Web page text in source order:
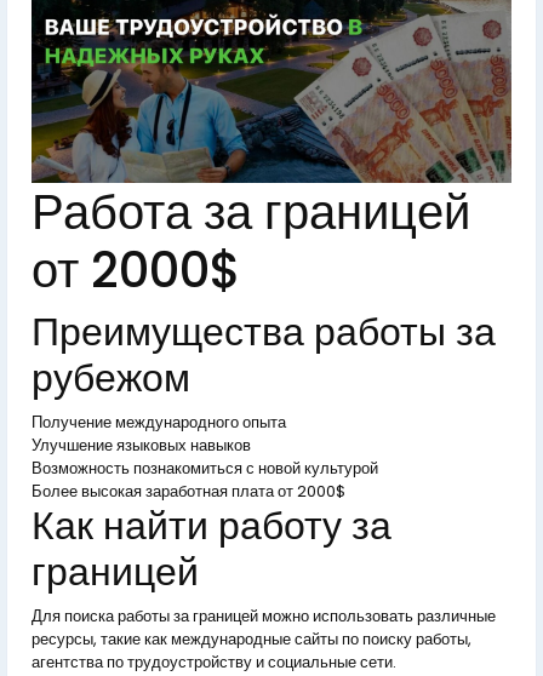
Работа за границей
от 2000$
Преимущества работы за
рубежом
Получение международного опыта
Улучшение языковых навыков
Возможность познакомиться с новой культурой
Более высокая заработная плата от 2000$
Как найти работу за
границей
Для поиска работы за границей можно использовать различные
ресурсы, такие как международные сайты по поиску работы,
агентства по трудоустройству и социальные сети.